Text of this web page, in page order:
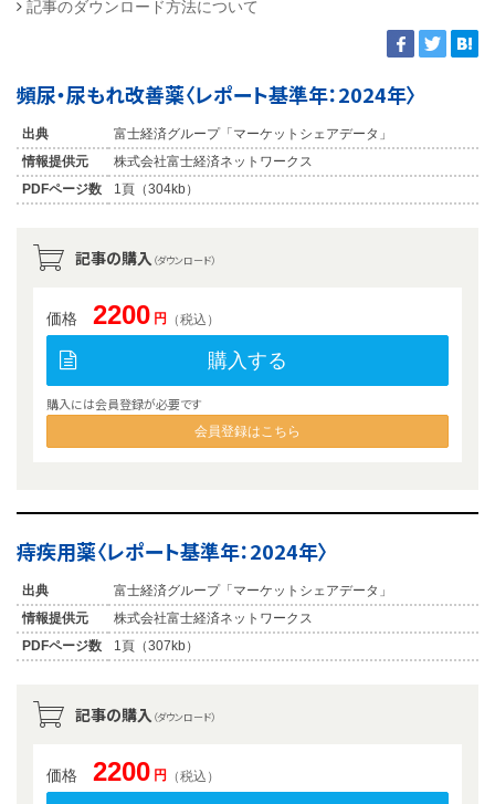
記事のダウンロード方法について
頻尿・尿もれ改善薬〈レポート基準年：2024年〉
出典
富士経済グループ「マーケットシェアデータ」
情報提供元
株式会社富士経済ネットワークス
PDFページ数
1頁（304kb）
記事の購入 （ダウンロード）
価格 2200 円 （税込）
購入する
購入には会員登録が必要です
会員登録はこちら
痔疾用薬〈レポート基準年：2024年〉
出典
富士経済グループ「マーケットシェアデータ」
情報提供元
株式会社富士経済ネットワークス
PDFページ数
1頁（307kb）
記事の購入 （ダウンロード）
価格 2200 円 （税込）